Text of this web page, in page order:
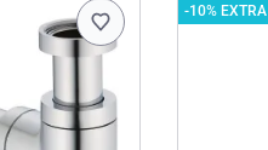
-10% EXTRA